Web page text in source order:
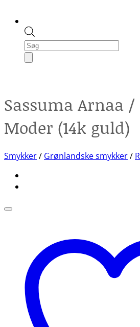
Products
search
Sassuma Arnaa /
Moder (14k guld)
Smykker/ Grønlandske smykker/